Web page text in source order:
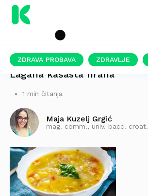
ZDRAVA PROBAVA ZDRAVLJE
Lagana kašasta hrana
1 min čitanja
Maja Kuzelj Grgić
mag. comm., univ. bacc. croat.